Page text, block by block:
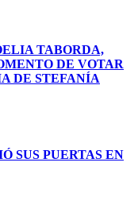
TABORDA,
DE VOTAR
DE STEFANÍA
SUS PUERTAS EN